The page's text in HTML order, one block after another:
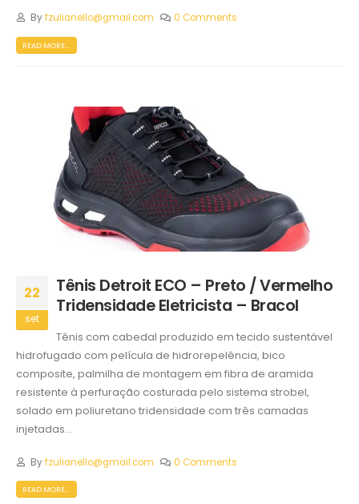
Byfzulianello@gmail.com 0 Comments
READ MORE...
22
set
Tênis Detroit ECO – Preto / Vermelho
Tridensidade Eletricista – Bracol
Tênis com cabedal produzido em tecido sustentável
hidrofugado com película de hidrorepelência, bico
composite, palmilha de montagem em fibra de aramida
resistente à perfuração costurada pelo sistema strobel,
solado em poliuretano tridensidade com três camadas
injetadas...
Byfzulianello@gmail.com 0 Comments
READ MORE...